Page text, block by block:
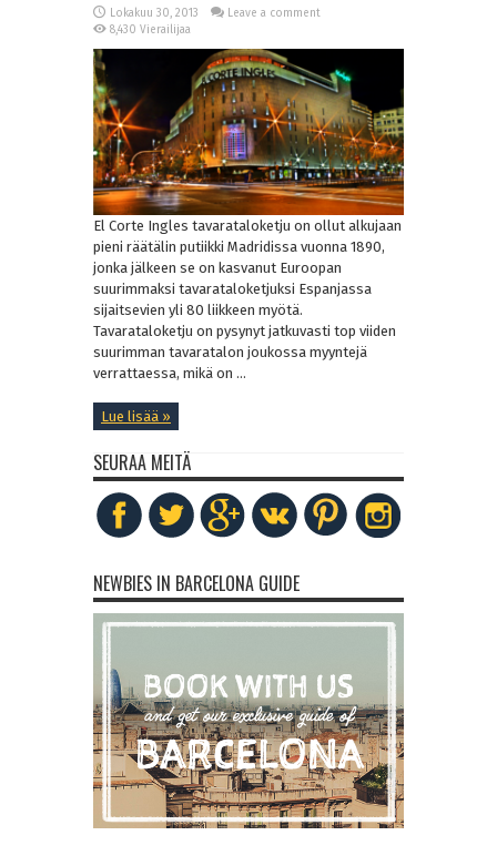
Lokakuu 30, 2013
Leave a comment
8,430 Vierailijaa
El Corte Ingles tavarataloketju on ollut alkujaan
pieni räätälin putiikki Madridissa vuonna 1890,
jonka jälkeen se on kasvanut Euroopan
suurimmaksi tavarataloketjuksi Espanjassa
sijaitsevien yli 80 liikkeen myötä.
Tavarataloketju on pysynyt jatkuvasti top viiden
suurimman tavaratalon joukossa myyntejä
verrattaessa, mikä on ...
Lue lisää »
SEURAA MEITÄ
NEWBIES IN BARCELONA GUIDE